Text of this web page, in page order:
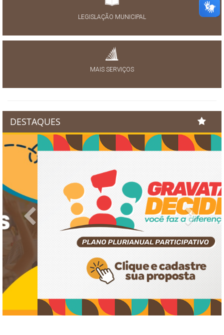
LEGISLAÇÃO MUNICIPAL
MAIS SERVIÇOS
DESTAQUES
Previous Next